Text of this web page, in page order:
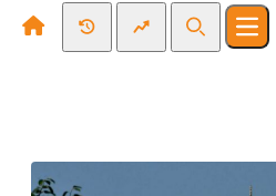
Recent NewsTrending News
Search